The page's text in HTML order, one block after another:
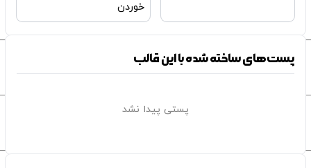
خوردن
پست‌های ساخته شده با این قالب
پستی پیدا نشد